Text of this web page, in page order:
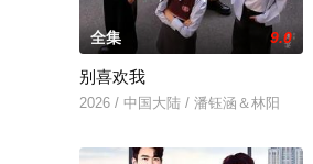
全集 9.0
别喜欢我
2026 / 中国大陆 / 潘钰涵＆林阳